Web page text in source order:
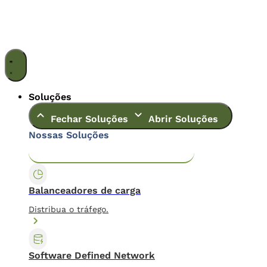
Soluções
Fechar Soluções
Abrir Soluções
Nossas Soluções
Balanceadores de carga
Distribua o tráfego.
Software Defined Network